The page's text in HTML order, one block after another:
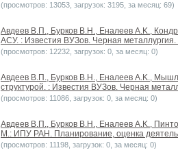
(просмотров: 13053, загрузок: 3195, за месяц: 69)
Авдеев В.П., Бурков В.Н., Еналеев A.K.,
АСУ. : Известия ВУЗов. Черная металлургия.
(просмотров: 12232, загрузок: 0, за месяц: 0)
Авдеев В.П., Бурков В.Н., Еналеев A.K.,
структурой. : Известия ВУЗов. Черная
(просмотров: 11086, загрузок: 0, за месяц: 0)
Авдеев В.П., Бурков В.Н., Еналеев A.K.,
М.: ИПУ РАН. Планирование, оценка
(просмотров: 11198, загрузок: 0, за месяц: 0)